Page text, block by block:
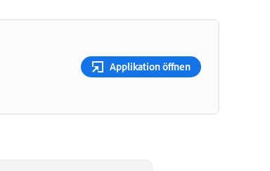
Applikation öffnen